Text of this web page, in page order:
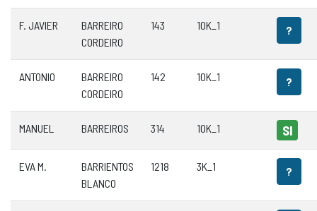
F. JAVIER
BARREIRO
CORDEIRO
143 10K_1 ?
ANTONIO
BARREIRO
CORDEIRO
142 10K_1 ?
MANUEL BARREIROS 314 10K_1 SI
EVA M.
BARRIENTOS
BLANCO
1218 3K_1 ?